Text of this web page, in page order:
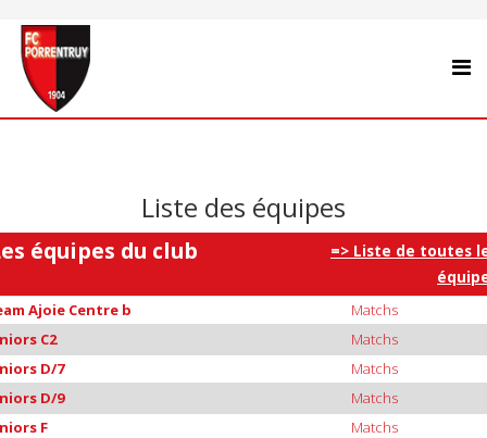
Liste des équipes
équipes du club => Liste de toutes
Ajoie Centre b
Matchs
C2
Matchs
D/7
Matchs
D/9
Matchs
F
Matchs